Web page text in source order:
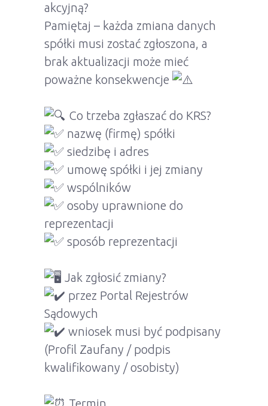
akcyjną?
Pamiętaj – każda zmiana danych
spółki musi zostać zgłoszona, a
brak aktualizacji może mieć
poważne konsekwencje
Co trzeba zgłaszać do KRS?
nazwę (firmę) spółki
siedzibę i adres
umowę spółki i jej zmiany
wspólników
osoby uprawnione do
reprezentacji
sposób reprezentacji
Jak zgłosić zmiany?
przez Portal Rejestrów
Sądowych
wniosek musi być podpisany
(Profil Zaufany / podpis
kwalifikowany / osobisty)